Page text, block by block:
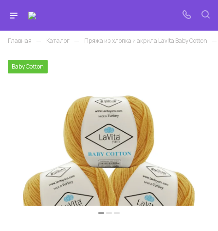
Главная — Каталог — Пряжа из хлопка и акрила Lavita Baby Cotton —
Baby Cotton